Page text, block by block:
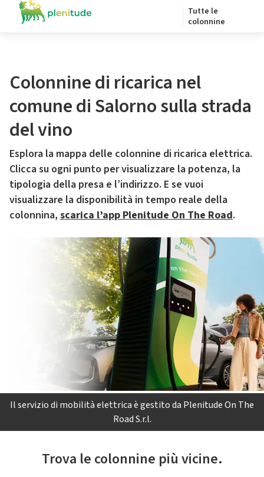
Tutte le
colonnine
Colonnine di ricarica nel
comune di Salorno sulla strada
del vino
Esplora la mappa delle colonnine di ricarica elettrica.
Clicca su ogni punto per visualizzare la potenza, la
tipologia della presa e l’indirizzo. E se vuoi
visualizzare la disponibilità in tempo reale della
colonnina, scarica l’app Plenitude On The Road.
Il servizio di mobilità elettrica è gestito da Plenitude On The
Road S.r.l.
Trova le colonnine più vicine.